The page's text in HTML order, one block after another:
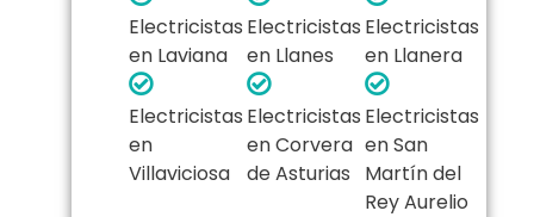
Electricistas
en Laviana
Electricistas
en Llanes
Electricistas
en Llanera
Electricistas
en
Villaviciosa
Electricistas
en Corvera
de Asturias
Electricistas
en San
Martín del
Rey Aurelio